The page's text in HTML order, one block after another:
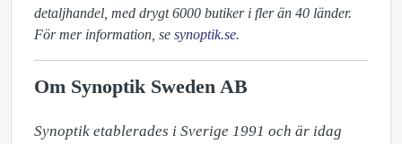
detaljhandel, med drygt 6000 butiker i fler än 40 länder.
För mer information, se synoptik.se.
Om Synoptik Sweden AB
Synoptik etablerades i Sverige 1991 och är idag